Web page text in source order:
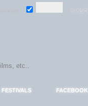
FESTIVALS FACEBOOK